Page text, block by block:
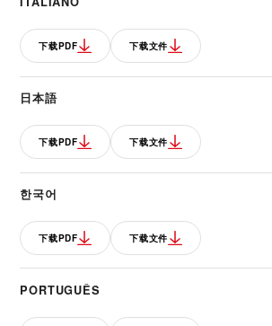
下载PDF 下载文件
日本語
下载PDF 下载文件
한국어
下载PDF 下载文件
PORTUGUÊS